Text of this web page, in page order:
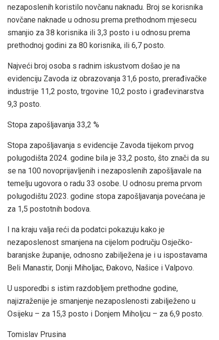
nezaposlenih koristilo novčanu naknadu. Broj se korisnika
novčane naknade u odnosu prema prethodnom mjesecu
smanjio za 38 korisnika ili 3,3 posto i u odnosu prema
prethodnoj godini za 80 korisnika, ili 6,7 posto.
Najveći broj osoba s radnim iskustvom došao je na
evidenciju Zavoda iz obrazovanja 31,6 posto, prerađivačke
industrije 11,2 posto, trgovine 10,2 posto i građevinarstva
9,3 posto.
Stopa zapošljavanja 33,2 %
Stopa zapošljavanja s evidencije Zavoda tijekom prvog
polugodišta 2024. godine bila je 33,2 posto, što znači da su
se na 100 novoprijavljenih i nezaposlenih zapošljavale na
temelju ugovora o radu 33 osobe. U odnosu prema prvom
polugodištu 2023. godine stopa zapošljavanja povećana je
za 1,5 postotnih bodova.
I na kraju valja reći da podatci pokazuju kako je
nezaposlenost smanjena na cijelom području Osječko-
baranjske županije, odnosno zabilježena je i u ispostavama
Beli Manastir, Donji Miholjac, Đakovo, Našice i Valpovo.
U usporedbi s istim razdobljem prethodne godine,
najizraženije je smanjenje nezaposlenosti zabilježeno u
Osijeku – za 15,3 posto i Donjem Miholjcu – za 6,9 posto.
Tomislav Prusina